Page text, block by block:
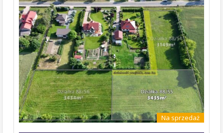
Na sprzedaż